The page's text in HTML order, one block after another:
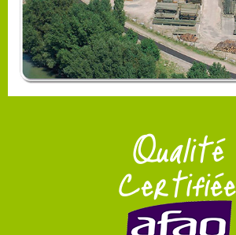
Qualité
Certifiée